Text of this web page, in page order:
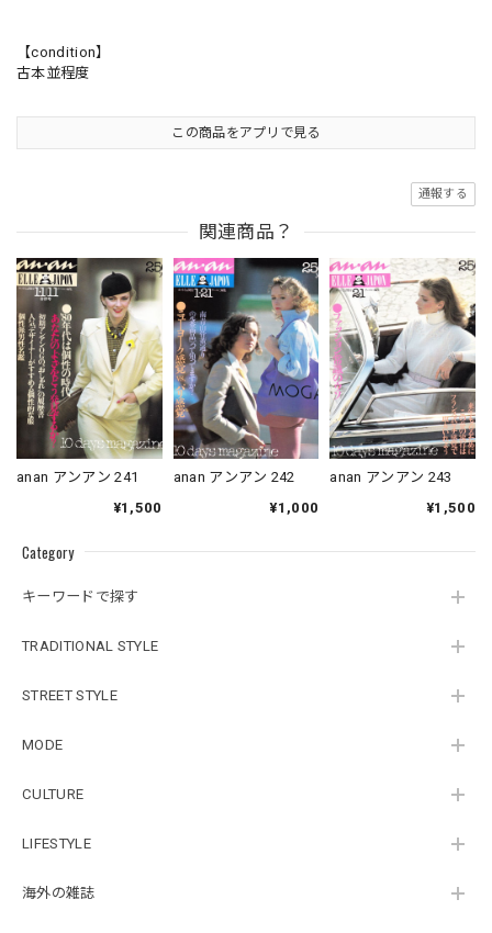
Category
キーワードで探す
TRADITIONAL STYLE
STREET STYLE
MODE
CULTURE
LIFESTYLE
海外の雑誌
【condition】
古本並程度
この商品をアプリで見る
通報する
関連商品？
anan アンアン 241
¥1,500
anan アンアン 242
¥1,000
anan アンアン 243
¥1,500